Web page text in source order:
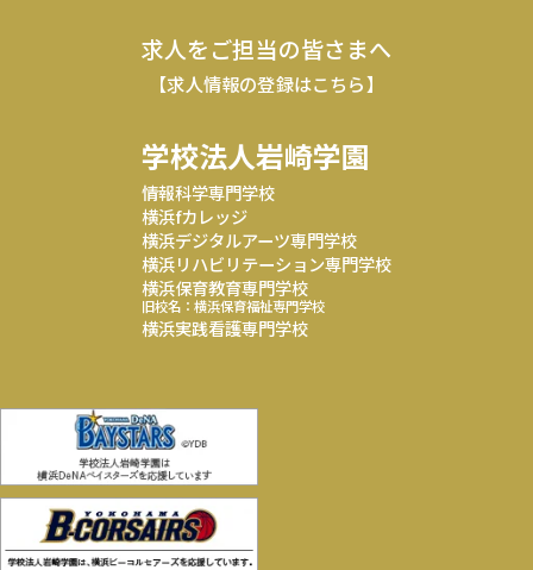
求人をご担当の皆さまへ
【求人情報の登録はこちら】
学校法人岩崎学園
情報科学専門学校
横浜fカレッジ
横浜デジタルアーツ専門学校
横浜リハビリテーション専門学校
横浜保育教育専門学校
旧校名：横浜保育福祉専門学校
横浜実践看護専門学校